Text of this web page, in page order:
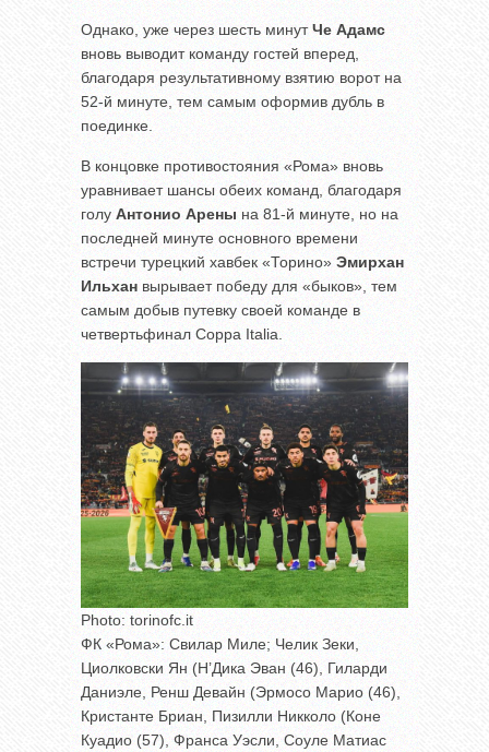
Однако, уже через шесть минутЧе Адамс
вновь выводит команду гостей вперед,
благодаря результативному взятию ворот на
52-й минуте, тем самым оформив дубль в
поединке.
В концовке противостояния «Рома» вновь
уравнивает шансы обеих команд, благодаря
голу Антонио Арены на 81-й минуте, но на
последней минуте основного времени
встречи турецкий хавбек «Торино» Эмирхан
Ильхан вырывает победу для «быков», тем
самым добыв путевку своей команде в
четвертьфинал Coppa Italia.
Photo: torinofc.it
ФК «Рома»: Свилар Миле; Челик Зеки,
Циолковски Ян (Н’Дика Эван (46), Гиларди
Даниэле, Ренш Девайн (Эрмосо Марио (46),
Кристанте Бриан, Пизилли Никколо (Коне
Куадио (57), Франса Уэсли, Соуле Матиас